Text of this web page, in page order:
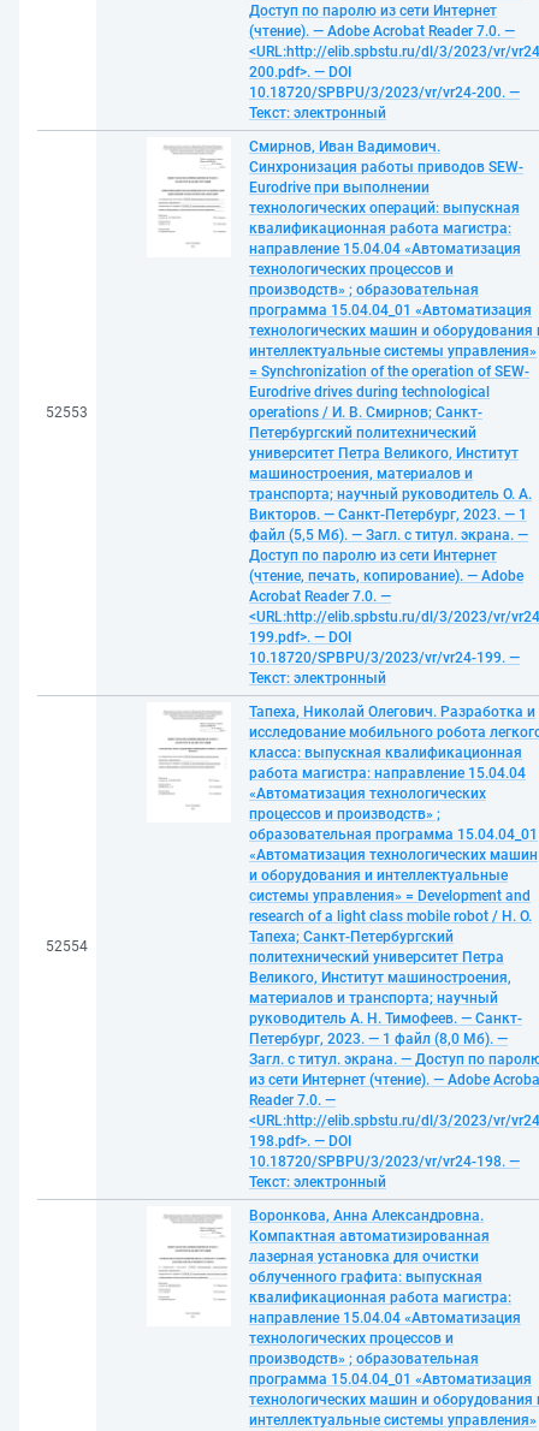
Доступ по паролю из сети Интернет
(чтение). — Adobe Acrobat Reader 7.0. —
<URL:http://elib.spbstu.ru/dl/3/2023/vr/
200.pdf>. — DOI
10.18720/SPBPU/3/2023/vr/vr24-200. —
Текст: электронный
52553
Смирнов, Иван Вадимович.
Синхронизация работы приводов SEW-
Eurodrive при выполнении
технологических операций: выпускная
квалификационная работа магистра:
направление 15.04.04 «Автоматизация
технологических процессов и
производств» ; образовательная
программа 15.04.04_01 «Автоматизация
технологических машин и оборудования
интеллектуальные системы управления»
= Synchronization of the operation of SEW-
Eurodrive drives during technological
operations / И. В. Смирнов; Санкт-
Петербургский политехнический
университет Петра Великого, Институт
машиностроения, материалов и
транспорта; научный руководитель О. А.
Викторов. — Санкт-Петербург, 2023. — 1
файл (5,5 Мб). — Загл. с титул. экрана. —
Доступ по паролю из сети Интернет
(чтение, печать, копирование). — Adobe
Acrobat Reader 7.0. —
<URL:http://elib.spbstu.ru/dl/3/2023/vr/
199.pdf>. — DOI
10.18720/SPBPU/3/2023/vr/vr24-199. —
Текст: электронный
52554
Тапеха, Николай Олегович. Разработка и
исследование мобильного робота
класса: выпускная квалификационная
работа магистра: направление 15.04.04
«Автоматизация технологических
процессов и производств» ;
образовательная программа 15.04.04_01
«Автоматизация технологических машин
и оборудования и интеллектуальные
системы управления» = Development and
research of a light class mobile robot / Н. О.
Тапеха; Санкт-Петербургский
политехнический университет Петра
Великого, Институт машиностроения,
материалов и транспорта; научный
руководитель А. Н. Тимофеев. — Санкт-
Петербург, 2023. — 1 файл (8,0 Мб). —
Загл. с титул. экрана. — Доступ по
из сети Интернет (чтение). — Adobe
Reader 7.0. —
<URL:http://elib.spbstu.ru/dl/3/2023/vr/
198.pdf>. — DOI
10.18720/SPBPU/3/2023/vr/vr24-198. —
Текст: электронный
Воронкова, Анна Александровна.
Компактная автоматизированная
лазерная установка для очистки
облученного графита: выпускная
квалификационная работа магистра:
направление 15.04.04 «Автоматизация
технологических процессов и
производств» ; образовательная
программа 15.04.04_01 «Автоматизация
технологических машин и оборудования
интеллектуальные системы управления»